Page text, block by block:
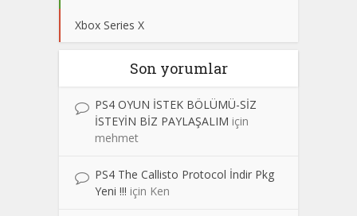
Xbox Series X
Son yorumlar
PS4 OYUN İSTEK BÖLÜMÜ-SİZ
İSTEYİN BİZ PAYLAŞALIM için
mehmet
PS4 The Callisto Protocol İndir Pkg
Yeni !!! için Ken